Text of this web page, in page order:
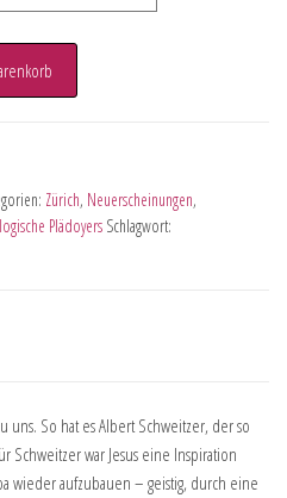
Zürich, Neuerscheinungen,
Plädoyers Schlagwort:
uns. So hat es Albert Schweitzer, der so
Schweitzer war Jesus eine Inspiration
wieder aufzubauen – geistig, durch eine